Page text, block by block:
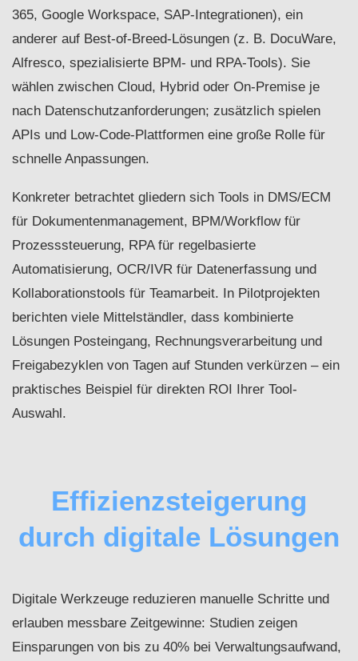
365, Google Workspace, SAP-Integrationen), ein
anderer auf Best-of-Breed-Lösungen (z. B. DocuWare,
Alfresco, spezialisierte BPM- und RPA-Tools). Sie
wählen zwischen Cloud, Hybrid oder On‑Premise je
nach Datenschutzanforderungen; zusätzlich spielen
APIs und Low-Code-Plattformen eine große Rolle für
schnelle Anpassungen.
Konkreter betrachtet gliedern sich Tools in DMS/ECM
für Dokumentenmanagement, BPM/Workflow für
Prozesssteuerung, RPA für regelbasierte
Automatisierung, OCR/IVR für Datenerfassung und
Kollaborationstools für Teamarbeit. In Pilotprojekten
berichten viele Mittelständler, dass kombinierte
Lösungen Posteingang, Rechnungsverarbeitung und
Freigabezyklen von Tagen auf Stunden verkürzen – ein
praktisches Beispiel für direkten ROI Ihrer Tool-
Auswahl.
Effizienzsteigerung
durch digitale Lösungen
Digitale Werkzeuge reduzieren manuelle Schritte und
erlauben messbare Zeitgewinne: Studien zeigen
Einsparungen von bis zu 40% bei Verwaltungsaufwand,